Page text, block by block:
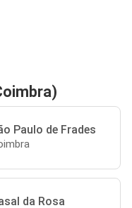
Paulo de Frades
da Rosa